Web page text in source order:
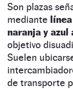
Son plazas
mediante
naranja y
objetivo
Suelen
de transporte